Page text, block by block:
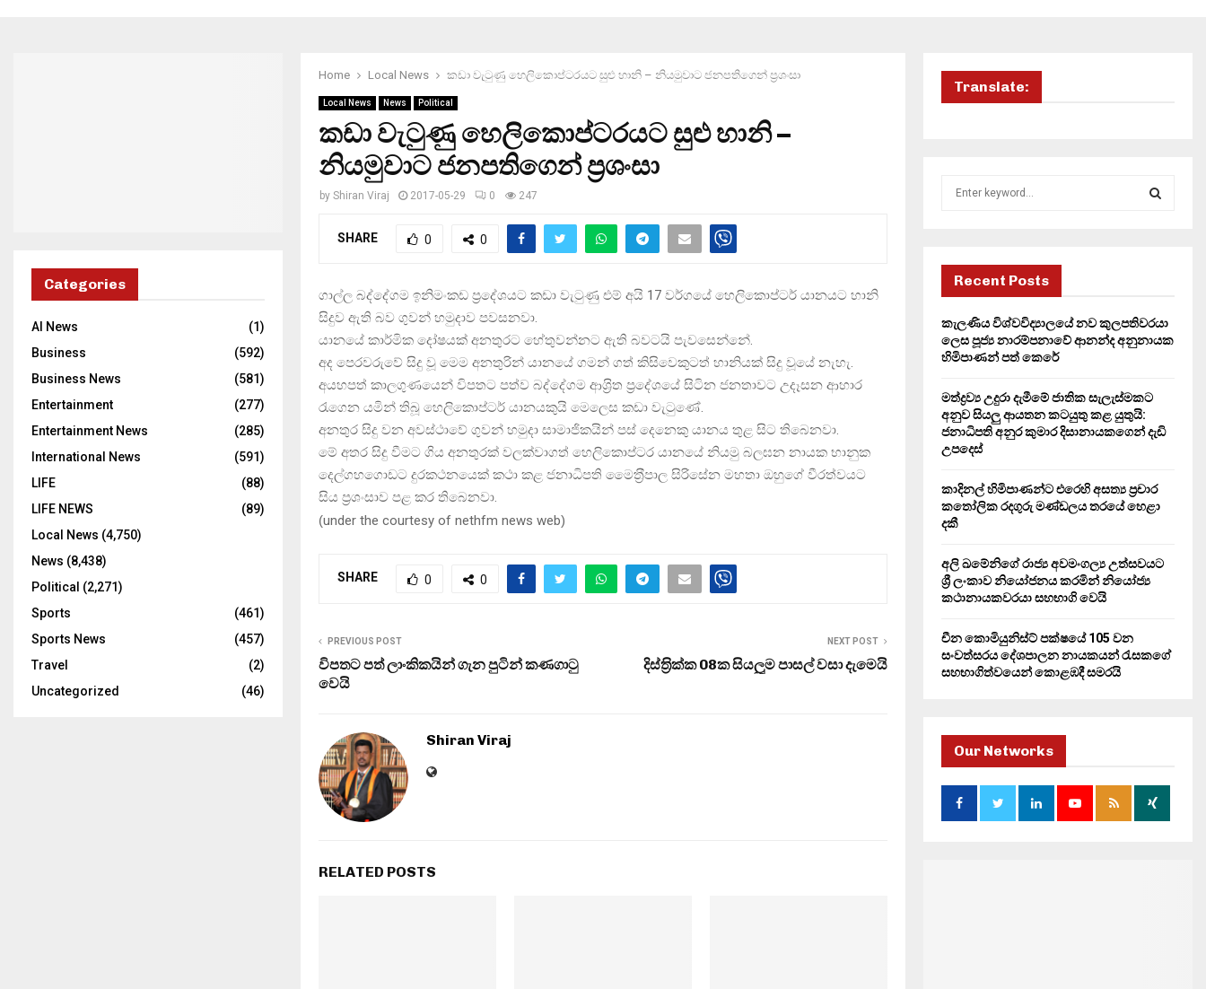
Home Local News කඩා වැටුණු හෙලිකොප්ටරයට සුළු හානි – නියමුවාට ජනපතිගෙන් ප‍්‍රශංසා
Local News News Political
කඩා වැටුණු හෙලිකොප්ටරයට සුළු හානි –
නියමුවාට ජනපතිගෙන් ප‍්‍රශංසා
by Shiran Viraj 2017-05-29 0 247
SHARE 0 0
ගාල්ල බද්දේගම ඉනිමංකඩ ප‍්‍රදේශයට කඩා වැටුණු එම් අයි 17 වර්ගයේ හෙලිකොප්ටර් යානයට හානි
සිදුව ඇති බව ගුවන් හමුදාව පවසනවා.
යානයේ කාර්මික දෝෂයක් අනතුරට හේතුවන්නට ඇති බවටයි පැවසෙන්නේ.
අද පෙරවරුවේ සිදු වූ මෙම අනතුරින් යානයේ ගමන් ගත් කිසිවෙකුටත් හානියක් සිදු වූයේ නැහැ.
අයහපත් කාලගුණයෙන් විපතට පත්ව බද්දේගම ආශ‍්‍රිත ප‍්‍රදේශයේ සිටින ජනතාවට උදෑසන ආහාර
රැගෙන යමින් තිබූ හෙලිකොප්ටර් යානයකුයි මෙලෙස කඩා වැටුණේ.
අනතුර සිදු වන අවස්ථාවේ ගුවන් හමුදා සාමාජිකයින් පස් දෙනෙකු යානය තුළ සිට තිබෙනවා.
මේ අතර සිදු වීමට ගිය අනතුරක් වලක්වාගත් හෙලිකොප්ටර යානයේ නියමු බලඝන නායක භානුක
දෙල්ගහගොඩට දුරකථනයෙක් කථා කළ ජනාධිපති මෛත‍්‍රීපාල සිරිසේන මහතා ඔහුගේ වීරත්වයට
සිය ප‍්‍රශංසාව පළ කර තිබෙනවා.
(under the courtesy of nethfm news web)
SHARE 0 0
PREVIOUS POST
විපතට පත් ලාංකිකයින් ගැන පුටින් කණගාටු
වෙයි
NEXT POST
දිස්ත‍්‍රික්ක 08ක සියලූම පාසල් වසා දැමෙයි
Shiran Viraj
RELATED POSTS
Categories
AI News
(1)
Business
(592)
Business News
(581)
Entertainment
(277)
Entertainment News
(285)
International News
(591)
LIFE
(88)
LIFE NEWS
(89)
Local News (4,750)
News (8,438)
Political (2,271)
Sports
(461)
Sports News
(457)
Travel
(2)
Uncategorized
(46)
Translate:
f
r
:
R
Recent Posts
කැලණිය විශ්වවිද්‍යාලයේ නව කුලපතිවරයා
ලෙස පූජ්‍ය නාරම්පනාවේ ආනන්ද අනුනායක
හිමිපාණන් පත් කෙරේ
මත්ද්‍රව්‍ය උදුරා දැමීමේ ජාතික සැලැස්මකට
අනුව සියලු ආයතන කටයුතු කළ යුතුයි:
ජනාධිපති අනුර කුමාර දිසානායකගෙන් දැඩි
උපදෙස්
කාදිනල් හිමිපාණන්ට එරෙහි අසත්‍ය ප්‍රචාර
කතෝලික රදගුරු මණ්ඩලය තරයේ හෙළා
දකී
අලි ඛමේනිගේ රාජ්‍ය අවමංගල්‍ය උත්සවයට
ශ්‍රී ලංකාව නියෝජනය කරමින් නියෝජ්‍ය
කථානායකවරයා සහභාගි වෙයි
චීන කොමියුනිස්ට් පක්ෂයේ 105 වන
සංවත්සරය දේශපාලන නායකයන් රැසකගේ
සහභාගිත්වයෙන් කොළඹදී සමරයි
Our Networks